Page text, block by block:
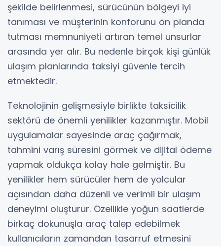
şekilde belirlenmesi, sürücünün bölgeyi iyi
tanıması ve müşterinin konforunu ön planda
tutması memnuniyeti artıran temel unsurlar
arasında yer alır. Bu nedenle birçok kişi günlük
ulaşım planlarında taksiyi güvenle tercih
etmektedir.
Teknolojinin gelişmesiyle birlikte taksicilik
sektörü de önemli yenilikler kazanmıştır. Mobil
uygulamalar sayesinde araç çağırmak,
tahmini varış süresini görmek ve dijital ödeme
yapmak oldukça kolay hale gelmiştir. Bu
yenilikler hem sürücüler hem de yolcular
açısından daha düzenli ve verimli bir ulaşım
deneyimi oluşturur. Özellikle yoğun saatlerde
birkaç dokunuşla araç talep edebilmek
kullanıcıların zamandan tasarruf etmesini